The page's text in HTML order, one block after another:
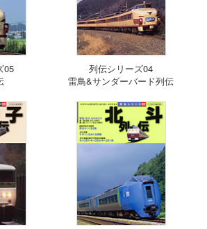
05
列伝シリーズ04
雷鳥&サンダーバード列伝